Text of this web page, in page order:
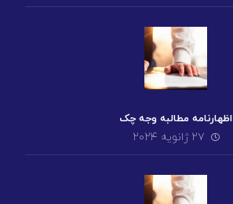
اظهارنامه مطالبه وجه چک
۲۷ ژانویه ۲۰۲۴